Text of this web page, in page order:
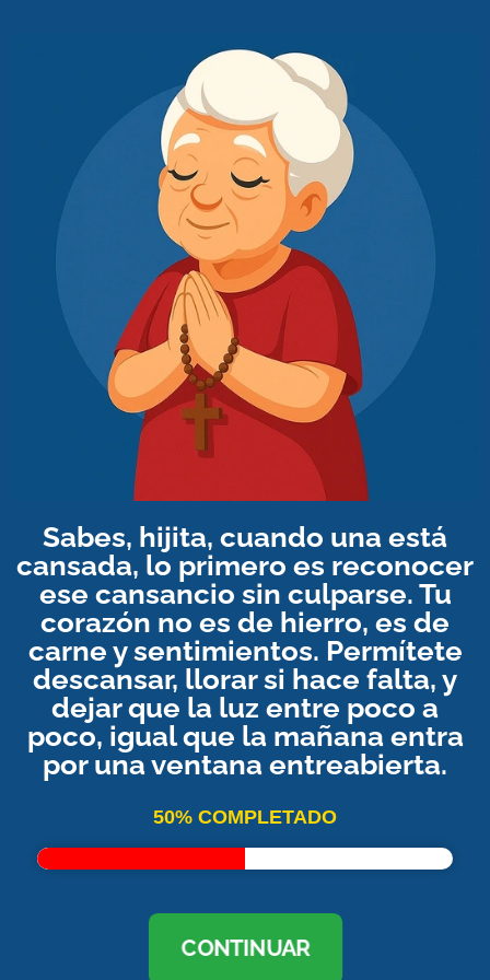
Sabes, hijita, cuando una está
cansada, lo primero es reconocer
ese cansancio sin culparse. Tu
corazón no es de hierro, es de
carne y sentimientos. Permítete
descansar, llorar si hace falta, y
dejar que la luz entre poco a
poco, igual que la mañana entra
por una ventana entreabierta.
50% COMPLETADO
CONTINUAR